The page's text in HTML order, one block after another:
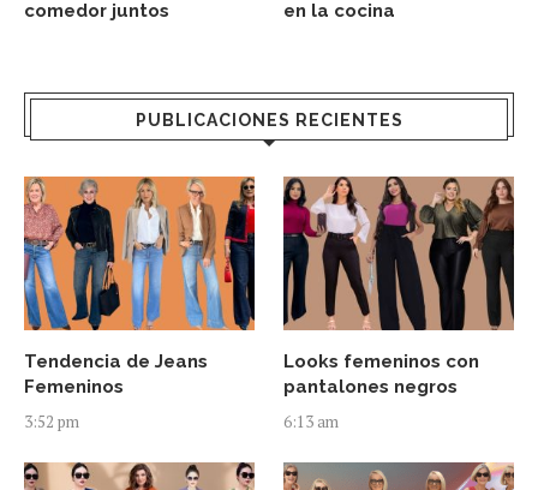
comedor juntos
en la cocina
PUBLICACIONES RECIENTES
Tendencia de Jeans
Femeninos
3:52 pm
Looks femeninos con
pantalones negros
6:13 am